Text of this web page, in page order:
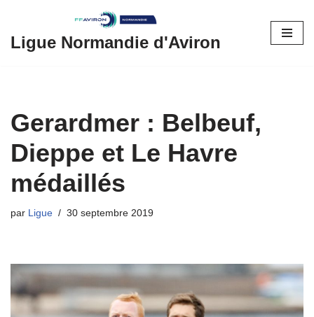
Aller
Ligue Normandie d'Aviron
Gerardmer : Belbeuf,
Dieppe et Le Havre
médaillés
par Ligue 30 septembre 2019